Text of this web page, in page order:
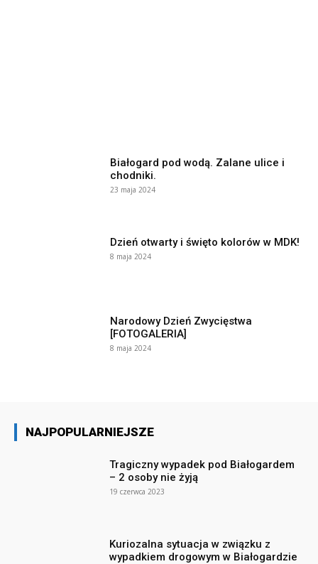
Białogard pod wodą. Zalane ulice i
chodniki.
23 maja 2024
Dzień otwarty i święto kolorów w MDK!
8 maja 2024
Narodowy Dzień Zwycięstwa
[FOTOGALERIA]
8 maja 2024
NAJPOPULARNIEJSZE
Tragiczny wypadek pod Białogardem
– 2 osoby nie żyją
19 czerwca 2023
Kuriozalna sytuacja w związku z
wypadkiem drogowym w Białogardzie